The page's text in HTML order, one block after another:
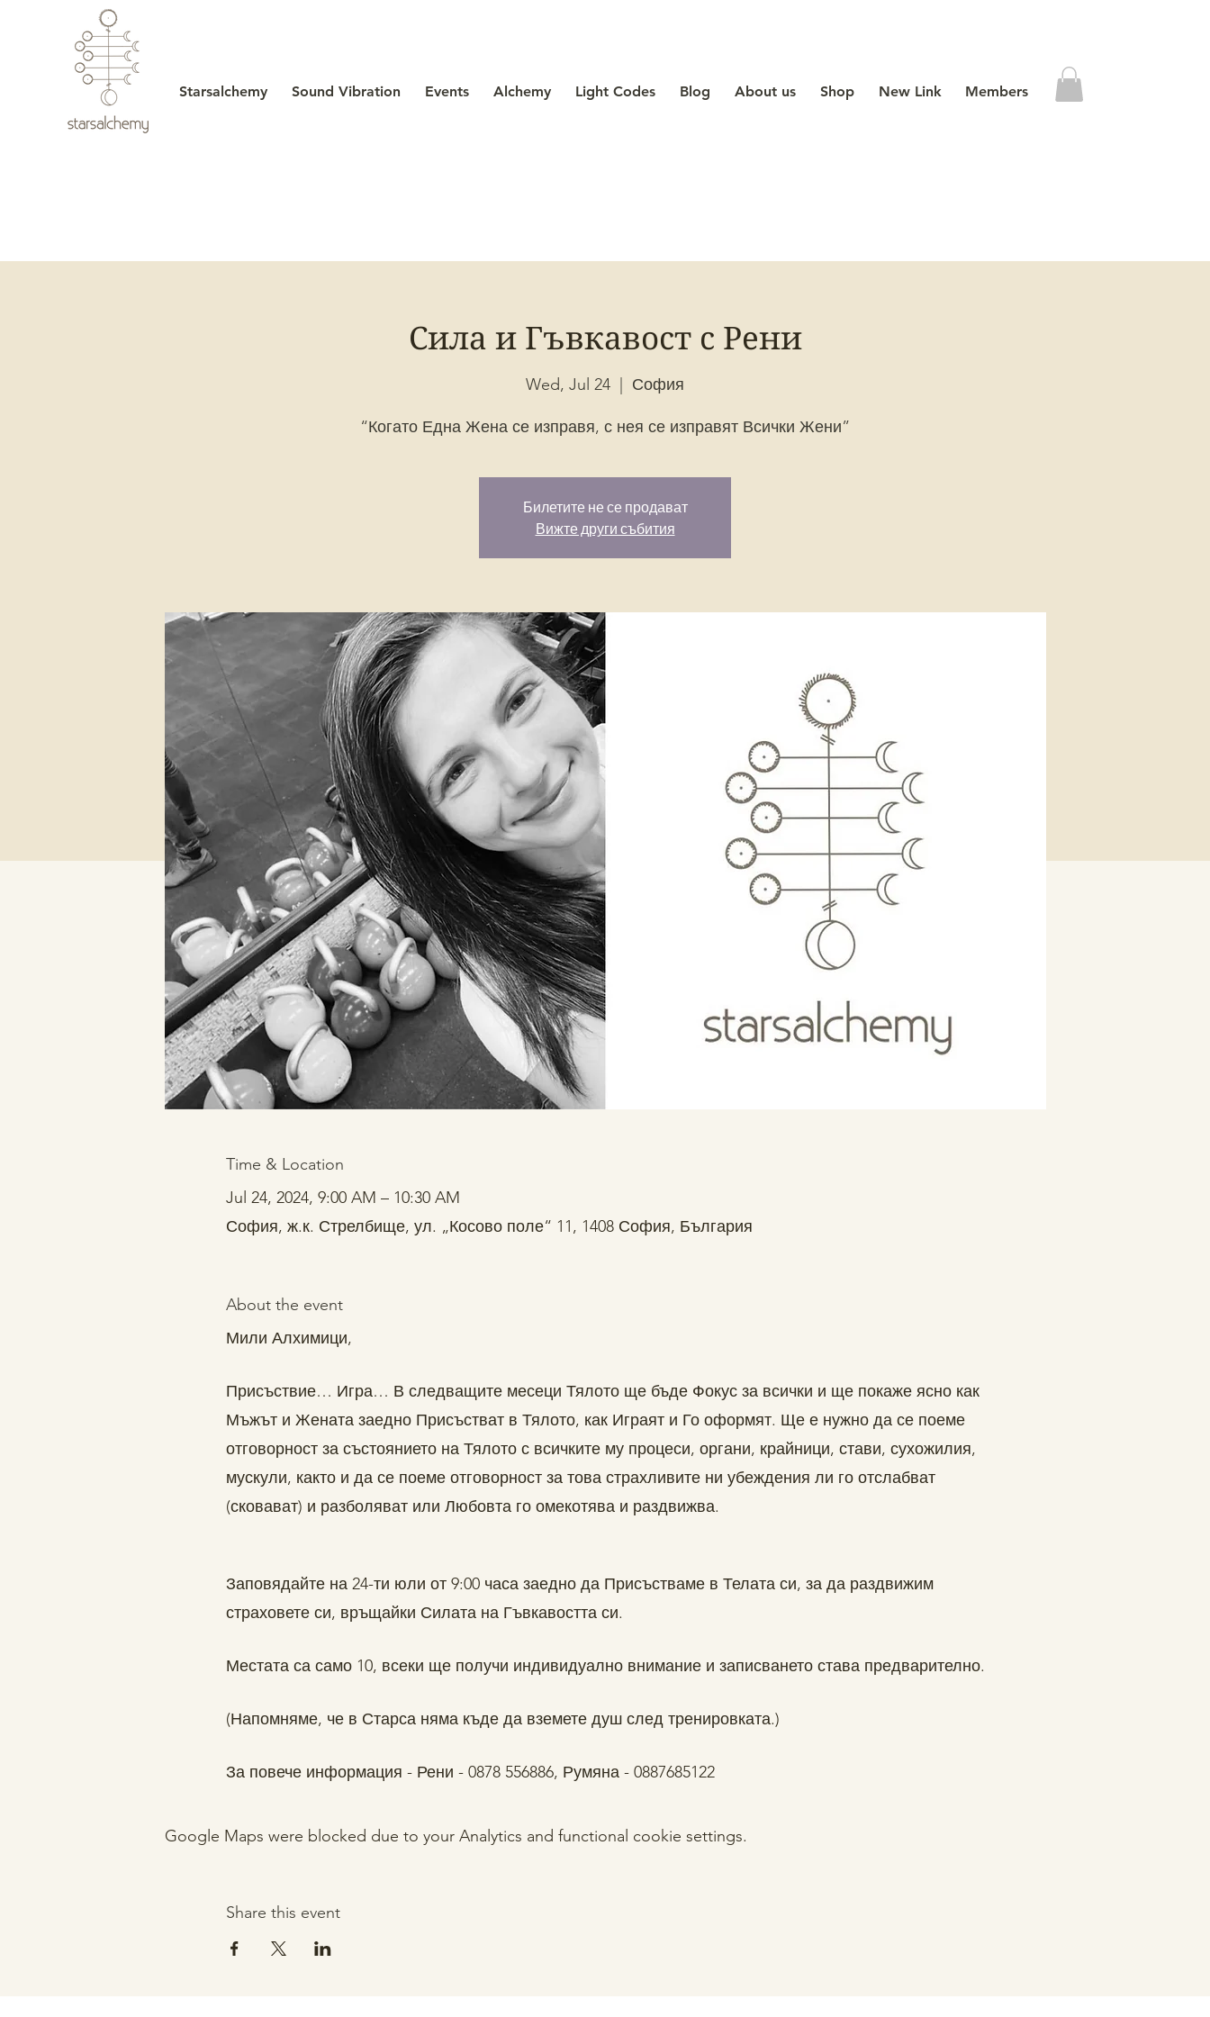
Starsalchemy Sound Vibration Events Alchemy Light Codes Blog About us Shop New Link Members
Сила и Гъвкавост с Рени
Wed, Jul 24 София
“Когато Една Жена се изправя, с нея се изправят Всички Жени”
Билетите не се продават
Вижте други събития
Time & Location
Jul 24, 2024, 9:00 AM – 10:30 AM
София, ж.к. Стрелбище, ул. „Косово поле“ 11, 1408 София, България
About the event
Мили Алхимици,
Присъствие… Игра… В следващите месеци Тялото ще бъде Фокус за всички и ще покаже ясно как
Мъжът и Жената заедно Присъстват в Тялото, как Играят и Го оформят. Ще е нужно да се поеме
отговорност за състоянието на Тялото с всичките му процеси, органи, крайници, стави, сухожилия,
мускули, както и да се поеме отговорност за това страхливите ни убеждения ли го отслабват
(сковават) и разболяват или Любовта го омекотява и раздвижва.
Заповядайте на 24-ти юли от 9:00 часа заедно да Присъстваме в Телата си, за да раздвижим
страховете си, връщайки Силата на Гъвкавостта си.
Местата са само 10, всеки ще получи индивидуално внимание и записването става предварително.
(Напомняме, че в Старса няма къде да вземете душ след тренировката.)
За повече информация - Рени - 0878 556886, Румяна - 0887685122
Google Maps were blocked due to your Analytics and functional cookie settings.
Share this event